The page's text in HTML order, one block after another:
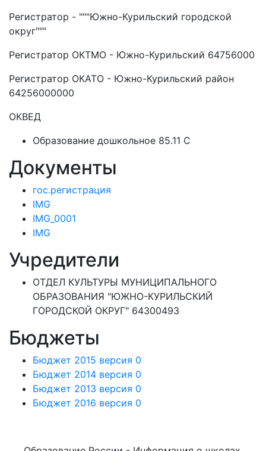
Регистратор - """Южно-Курильский городской
округ"""
Регистратор ОКТМО - Южно-Курильский 64756000
Регистратор ОКАТО - Южно-Курильский район
64256000000
ОКВЕД
Образование дошкольное 85.11 C
Документы
гос.регистрация
IMG
IMG_0001
IMG
Учредители
ОТДЕЛ КУЛЬТУРЫ МУНИЦИПАЛЬНОГО
ОБРАЗОВАНИЯ "ЮЖНО-КУРИЛЬСКИЙ
ГОРОДСКОЙ ОКРУГ" 64300493
Бюджеты
Бюджет 2015 версия 0
Бюджет 2014 версия 0
Бюджет 2013 версия 0
Бюджет 2016 версия 0